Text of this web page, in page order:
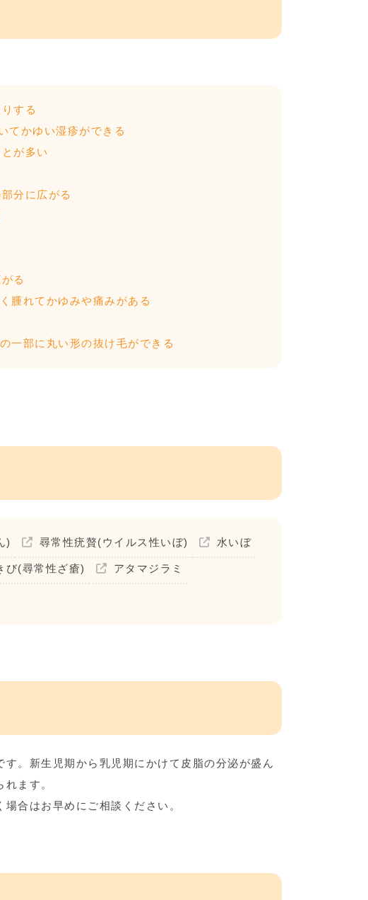
する
てかゆい湿疹ができる
が多い
分に広がる
る
腫れてかゆみや痛みがある
一部に丸い形の抜け毛ができる
) 尋常性疣贅(ウイルス性いぼ) 水いぼ
び(尋常性ざ瘡) アタマジラミ
。新生児期から乳児期にかけて皮脂の分泌が盛ん
ます。
合はお早めにご相談ください。